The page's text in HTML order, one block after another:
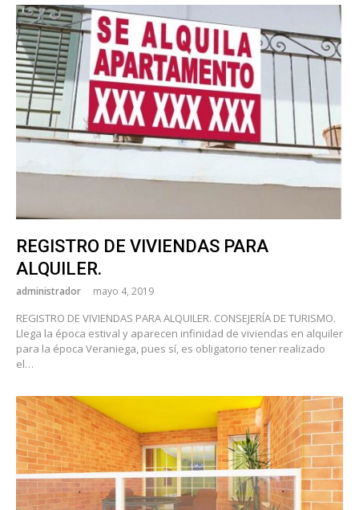
REGISTRO DE VIVIENDAS PARA
ALQUILER.
administrador mayo 4, 2019
REGISTRO DE VIVIENDAS PARA ALQUILER. CONSEJERÍA DE TURISMO.
Llega la época estival y aparecen infinidad de viviendas en alquiler
para la época Veraniega, pues sí, es obligatorio tener realizado
el…